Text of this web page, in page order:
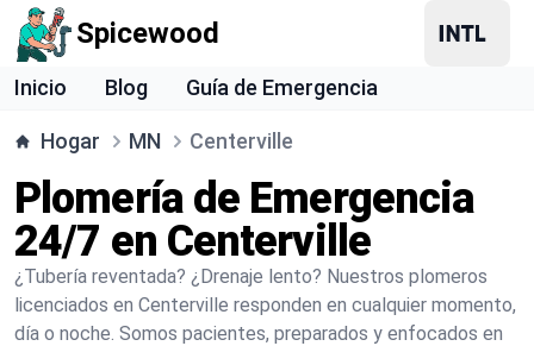
Spicewood
Inicio Blog Guía de Emergencia
Hogar MN Centerville
Plomería de Emergencia
24/7 en Centerville
¿Tubería reventada? ¿Drenaje lento? Nuestros plomeros
licenciados en Centerville responden en cualquier momento,
día o noche. Somos pacientes, preparados y enfocados en